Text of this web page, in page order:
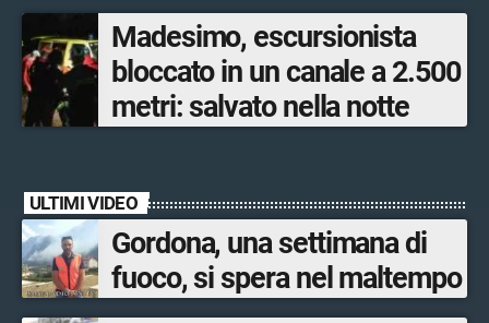
poche ore
Madesimo, escursionista
bloccato in un canale a 2.500
metri: salvato nella notte
ULTIMI VIDEO
Gordona, una settimana di
fuoco, si spera nel maltempo